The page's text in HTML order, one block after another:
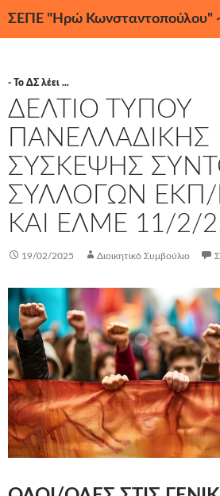
- Το ΔΣ λέει ...
ΔΕΛΤΙΟ ΤΥΠΟΥ
ΠΑΝΕΛΛΑΔΙΚΗΣ
ΣΥΣΚΕΨΗΣ
ΣΥΛΛΟΓΩΝ
ΚΑΙ ΕΛΜΕ 11/2/
19/02/2025 Διοικητικό Συμβούλιο